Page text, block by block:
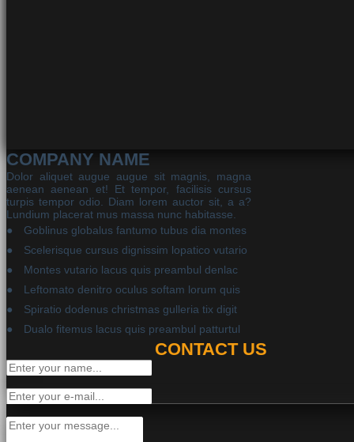
COMPANY NAME
Dolor aliquet augue augue sit magnis, magna
aenean aenean et! Et tempor, facilisis cursus
turpis tempor odio. Diam lorem auctor sit, a a?
Lundium placerat mus massa nunc habitasse.
Goblinus globalus fantumo tubus dia montes
Scelerisque cursus dignissim lopatico vutario
Montes vutario lacus quis preambul denlac
Leftomato denitro oculus softam lorum quis
Spiratio dodenus christmas gulleria tix digit
Dualo fitemus lacus quis preambul patturtul
CONTACT US